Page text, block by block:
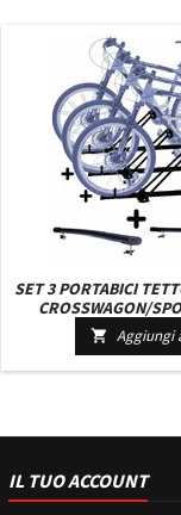
SET 3 PORTABICI
CROSSWAGON/
COMPATTI C/CHIAVI
ATTACCHI
 Aggiungi
IL TUO ACCOUNT